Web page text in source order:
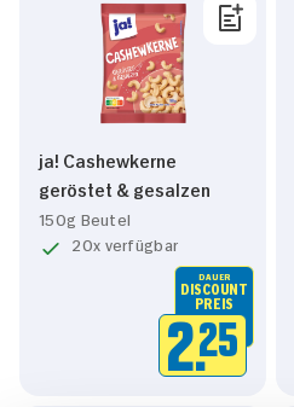
ja! Cashewkerne
geröstet & gesalzen
150g Beutel
20x verfügbar
DAUER
DISCOUNT
PREIS
2.25